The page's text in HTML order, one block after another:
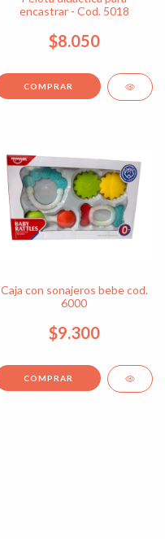
encastrar - Cod. 5018
$8.050
Caja con sonajeros bebe cod.
6000
$9.300